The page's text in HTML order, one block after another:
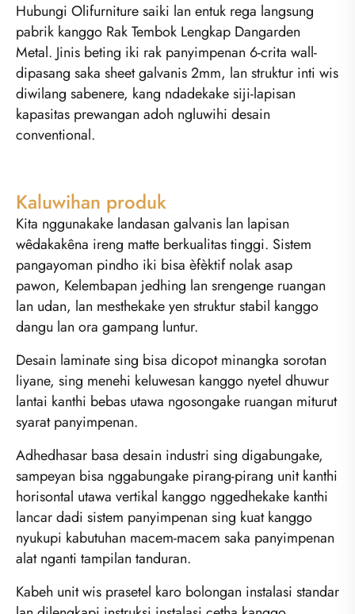
Hubungi Olifurniture saiki lan entuk rega langsung
pabrik kanggo Rak Tembok Lengkap Dangarden
Metal. Jinis beting iki rak panyimpenan 6-crita wall-
dipasang saka sheet galvanis 2mm, lan struktur inti wis
diwilang sabenere, kang ndadekake siji-lapisan
kapasitas prewangan adoh ngluwihi desain
conventional.
Kaluwihan produk
Kita nggunakake landasan galvanis lan lapisan
wêdakakêna ireng matte berkualitas tinggi. Sistem
pangayoman pindho iki bisa èfèktif nolak asap
pawon, Kelembapan jedhing lan srengenge ruangan
lan udan, lan mesthekake yen struktur stabil kanggo
dangu lan ora gampang luntur.
Desain laminate sing bisa dicopot minangka sorotan
liyane, sing menehi keluwesan kanggo nyetel dhuwur
lantai kanthi bebas utawa ngosongake ruangan miturut
syarat panyimpenan.
Adhedhasar basa desain industri sing digabungake,
sampeyan bisa nggabungake pirang-pirang unit kanthi
horisontal utawa vertikal kanggo nggedhekake kanthi
lancar dadi sistem panyimpenan sing kuat kanggo
nyukupi kabutuhan macem-macem saka panyimpenan
alat nganti tampilan tanduran.
Kabeh unit wis prasetel karo bolongan instalasi standar